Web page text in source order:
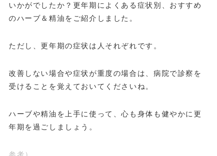
いかがでしたか？更年期によくある症状別、おすすめ
のハーブ＆精油をご紹介しました。
ただし、更年期の症状は人それぞれです。
改善しない場合や症状が重度の場合は、病院で診察を
受けることを覚えておいてくださいね。
ハーブや精油を上手に使って、心も身体も健やかに更
年期を過ごしましょう。
参考）